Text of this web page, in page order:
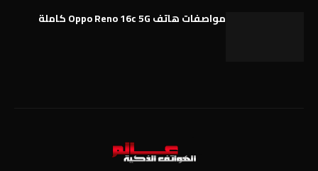
مواصفات هاتف Oppo Reno 16c 5G كاملة